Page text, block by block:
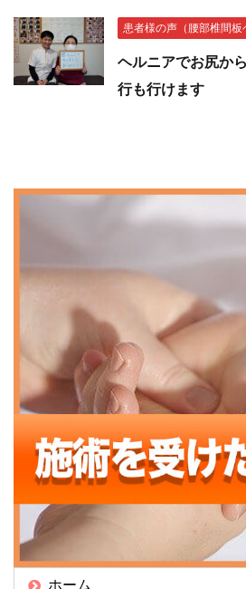
患者様の声（腰部椎間板
ヘルニアでお尻か
行も行けます
ホーム